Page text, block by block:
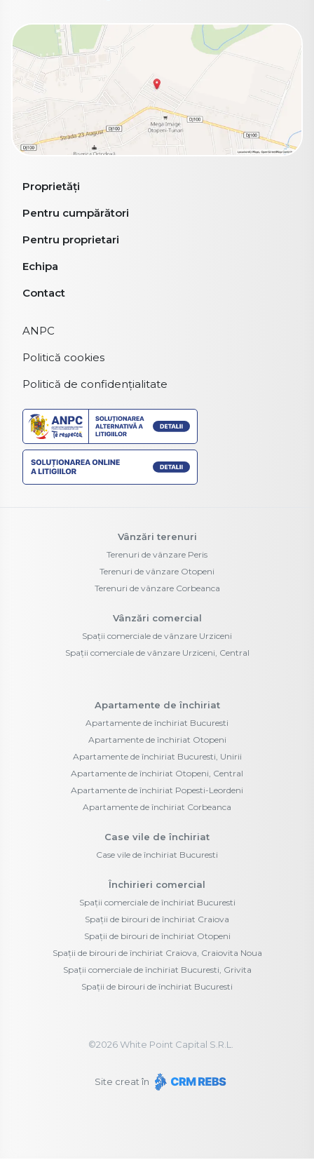
Proprietăți
Pentru cumpărători
Pentru proprietari
Echipa
Contact
ANPC
Politică cookies
Politică de confidențialitate
Vânzări terenuri
Terenuri de vânzare Peris
Terenuri de vânzare Otopeni
Terenuri de vânzare Corbeanca
Vânzări comercial
Spații comerciale de vânzare Urziceni
Spații comerciale de vânzare Urziceni, Central
Apartamente de închiriat
Apartamente de închiriat Bucuresti
Apartamente de închiriat Otopeni
Apartamente de închiriat Bucuresti, Unirii
Apartamente de închiriat Otopeni, Central
Apartamente de închiriat Popesti-Leordeni
Apartamente de închiriat Corbeanca
Case vile de închiriat
Case vile de închiriat Bucuresti
Închirieri comercial
Spații comerciale de închiriat Bucuresti
Spații de birouri de închiriat Craiova
Spații de birouri de închiriat Otopeni
Spații de birouri de închiriat Craiova, Craiovita Noua
Spații comerciale de închiriat Bucuresti, Grivita
Spații de birouri de închiriat Bucuresti
©2026White Point Capital S.R.L.
Site creat în